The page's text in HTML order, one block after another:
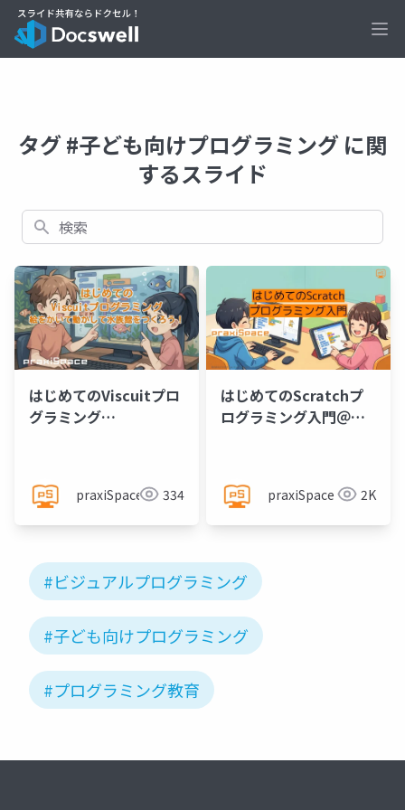
タグ #子ども向けプログラミング に関
するスライド
検索
はじめてのViscuitプロ
グラミング
praxiSpace 334
はじめてのScratchプ
ログラミング入門＠
praxiSpace 2K
#ビジュアルプログラミング
#子ども向けプログラミング
#プログラミング教育